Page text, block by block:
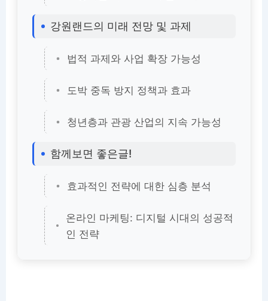
강원랜드의 미래 전망 및 과제
법적 과제와 사업 확장 가능성
도박 중독 방지 정책과 효과
청년층과 관광 산업의 지속 가능성
함께보면 좋은글!
효과적인 전략에 대한 심층 분석
온라인 마케팅: 디지털 시대의 성공적
인 전략